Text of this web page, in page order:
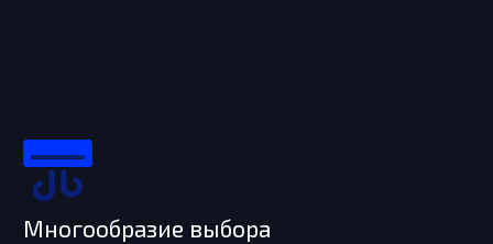
Многообразие выбора